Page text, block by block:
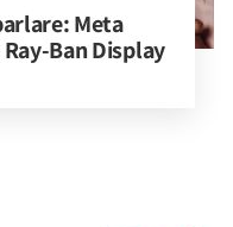
Meta
Ban Display